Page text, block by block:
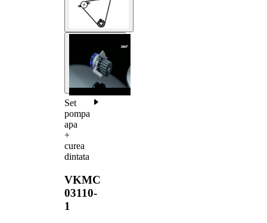
Set
pompa
apa
+
curea
dintata
VKMC
03110-
1